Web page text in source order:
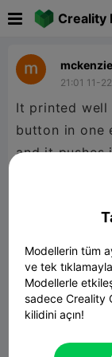
Creality
21:01 11-
It printed
button in one
and it pushes
Modellerin tüm
ve tek
Modellerle
sadece Creality
kilidini açın!